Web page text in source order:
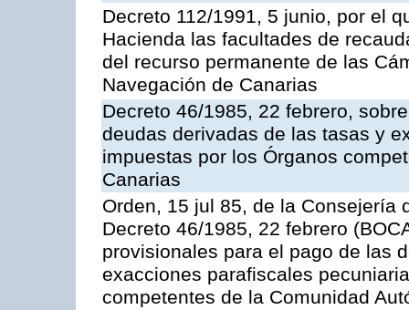
Decreto 112/1991, 5 junio, por el
Hacienda las facultades de
del recurso permanente de las
Navegación de Canarias
Decreto 46/1985, 22 febrero,
deudas derivadas de las tasas y
impuestas por los Órganos
Canarias
Orden, 15 jul 85, de la Consejería
Decreto 46/1985, 22 febrero
provisionales para el pago de las
exacciones parafiscales
competentes de la Comunidad